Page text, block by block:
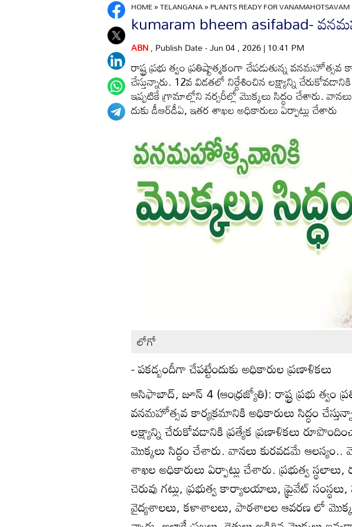
HOME»TELANGANA»PLANTS READY FOR VANAMAHOTSAVAM
kumaram bheem asifabad-
ABN, Publish Date - Jun 04 , 2026 | 10:41 PM
రాష్ట్ర ప్రభు త్వం ప్రతిష్టాత్మకంగా చేపడుతున్న వనమహోత్సవ
చేస్తున్నారు. 12వ విడతలో నిర్దేశించిన లక్ష్యాన్ని
ఇప్పటికే గ్రామాల్లోని నర్సరీల్లో మొక్కలు సిద్ధం చేశారు.
దుకు డీఆర్‌డీఏ, ఇతర శాఖల అధికారులు ఏర్పాట్లు చేశారు
లోగో
- పకడ్బందీగా చేపట్టేందుకు అధికారుల ప్రణాళికలు
ఆసిఫాబాద్‌, జూన్‌ 4 (ఆంధ్రజ్యోతి): రాష్ట్ర ప్రభు త్వం
వనమహోత్సవ కార్యక్రమానికి అధికారులు సిద్ధం
లక్ష్యాన్ని చేరుకోవడానికి ప్రత్యేక ప్రణాళికలు
మొక్కలు సిద్ధం చేశారు. వానలు కురవడమే
శాఖల అధికారులు ఏర్పాట్లు చేశారు. ప్రభుత్వ
చెరువు గట్లు, ప్రభుత్వ కార్యాలయాలు, ప్రైవేట్‌
వైద్యశాలలు, కళాశాలలు, పాఠశాలల ఆవరణ లో